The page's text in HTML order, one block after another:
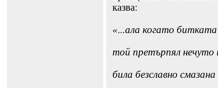
казва:
«...ала когато битката
той претърпял
била безславно